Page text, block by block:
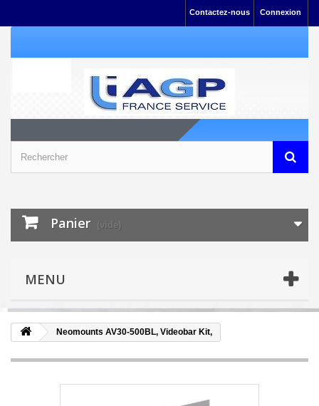
Connexion
Contactez-nous
Panier (vide)
MENU
Neomounts AV30-500BL, Videobar Kit,